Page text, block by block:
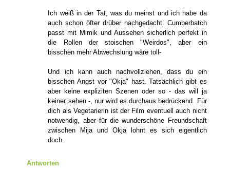
Ich weiß in der Tat, was du meinst und ich habe da
auch schon öfter drüber nachgedacht. Cumberbatch
passt mit Mimik und Aussehen sicherlich perfekt in
die Rollen der stoischen "Weirdos", aber ein
bisschen mehr Abwechslung wäre toll-
Und ich kann auch nachvollziehen, dass du ein
bisschen Angst vor "Okja" hast. Tatsächlich gibt es
aber keine expliziten Szenen oder so - das will ja
keiner sehen -, nur wird es durchaus bedrückend. Für
dich als Vegetarierin ist der Film eventuell auch nicht
notwendig, aber für die wunderschöne Freundschaft
zwischen Mija und Okja lohnt es sich eigentlich
doch.
Antworten